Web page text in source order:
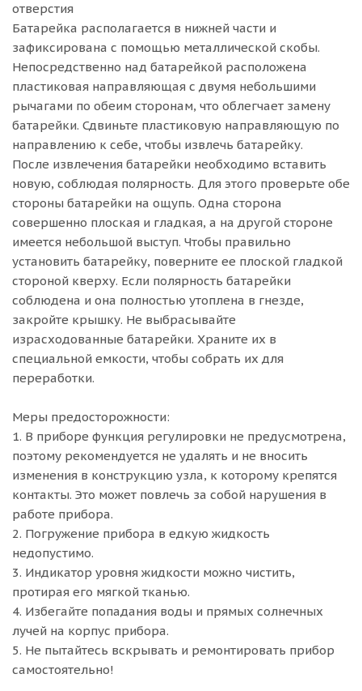
отверстия
Батарейка располагается в нижней части и
зафиксирована с помощью металлической скобы.
Непосредственно над батарейкой расположена
пластиковая направляющая с двумя небольшими
рычагами по обеим сторонам, что облегчает замену
батарейки. Сдвиньте пластиковую направляющую по
направлению к себе, чтобы извлечь батарейку.
После извлечения батарейки необходимо вставить
новую, соблюдая полярность. Для этого проверьте обе
стороны батарейки на ощупь. Одна сторона
совершенно плоская и гладкая, а на другой стороне
имеется небольшой выступ. Чтобы правильно
установить батарейку, поверните ее плоской гладкой
стороной кверху. Если полярность батарейки
соблюдена и она полностью утоплена в гнезде,
закройте крышку. Не выбрасывайте
израсходованные батарейки. Храните их в
специальной емкости, чтобы собрать их для
переработки.
Меры предосторожности:
1. В приборе функция регулировки не предусмотрена,
поэтому рекомендуется не удалять и не вносить
изменения в конструкцию узла, к которому крепятся
контакты. Это может повлечь за собой нарушения в
работе прибора.
2. Погружение прибора в едкую жидкость
недопустимо.
3. Индикатор уровня жидкости можно чистить,
протирая его мягкой тканью.
4. Избегайте попадания воды и прямых солнечных
лучей на корпус прибора.
5. Не пытайтесь вскрывать и ремонтировать прибор
самостоятельно!